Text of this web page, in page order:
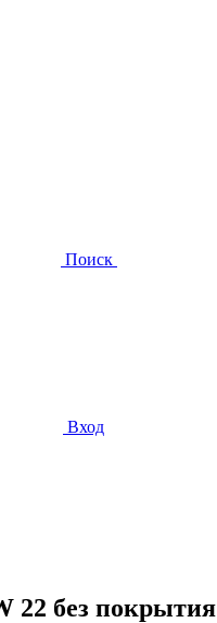
Поиск
Вход
22 без покрытия